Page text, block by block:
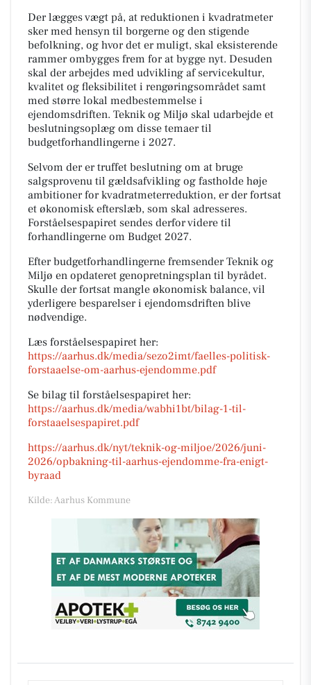
Der lægges vægt på, at reduktionen i kvadratmeter
sker med hensyn til borgerne og den stigende
befolkning, og hvor det er muligt, skal eksisterende
rammer ombygges frem for at bygge nyt. Desuden
skal der arbejdes med udvikling af servicekultur,
kvalitet og fleksibilitet i rengøringsområdet samt
med større lokal medbestemmelse i
ejendomsdriften. Teknik og Miljø skal udarbejde et
beslutningsoplæg om disse temaer til
budgetforhandlingerne i 2027.
Selvom der er truffet beslutning om at bruge
salgsprovenu til gældsafvikling og fastholde høje
ambitioner for kvadratmeterreduktion, er der fortsat
et økonomisk efterslæb, som skal adresseres.
Forståelsespapiret sendes derfor videre til
forhandlingerne om Budget 2027.
Efter budgetforhandlingerne fremsender Teknik og
Miljø en opdateret genopretningsplan til byrådet.
Skulle der fortsat mangle økonomisk balance, vil
yderligere besparelser i ejendomsdriften blive
nødvendige.
Læs forståelsespapiret her:
https://aarhus.dk/media/sezo2imt/faelles-politisk-
forstaaelse-om-aarhus-ejendomme.pdf
Se bilag til forståelsespapiret her:
https://aarhus.dk/media/wabhi1bt/bilag-1-til-
forstaaelsespapiret.pdf
https://aarhus.dk/nyt/teknik-og-miljoe/2026/juni-
2026/opbakning-til-aarhus-ejendomme-fra-enigt-
byraad
Kilde: Aarhus Kommune